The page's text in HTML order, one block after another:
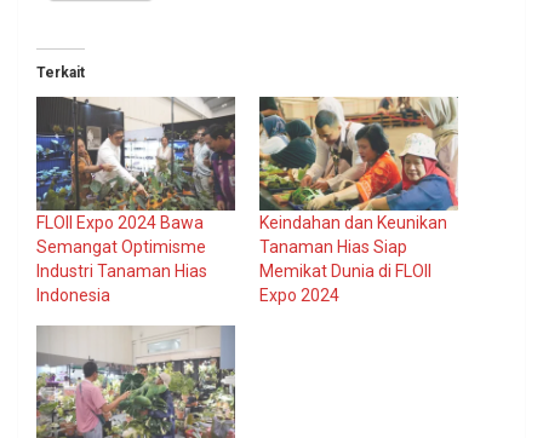
Terkait
FLOII Expo 2024 Bawa
Semangat Optimisme
Industri Tanaman Hias
Indonesia
Keindahan dan Keunikan
Tanaman Hias Siap
Memikat Dunia di FLOII
Expo 2024